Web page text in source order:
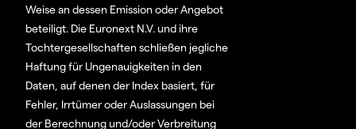
Weise an dessen Emission oder Angebot
beteiligt. Die Euronext N.V. und ihre
Tochtergesellschaften schließen jegliche
Haftung für Ungenauigkeiten in den
Daten, auf denen der Index basiert, für
Fehler, Irrtümer oder Auslassungen bei
der Berechnung und/oder Verbreitung